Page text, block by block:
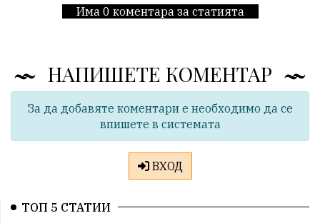
Има 0 коментара за статията
НАПИШЕТЕ КОМЕНТАР
За да добавяте коментари е необходимо да се
впишете в системата
ВХОД
ТОП 5 СТАТИИ